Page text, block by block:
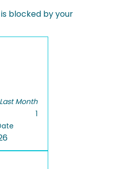
blocked by your
Last Month
1